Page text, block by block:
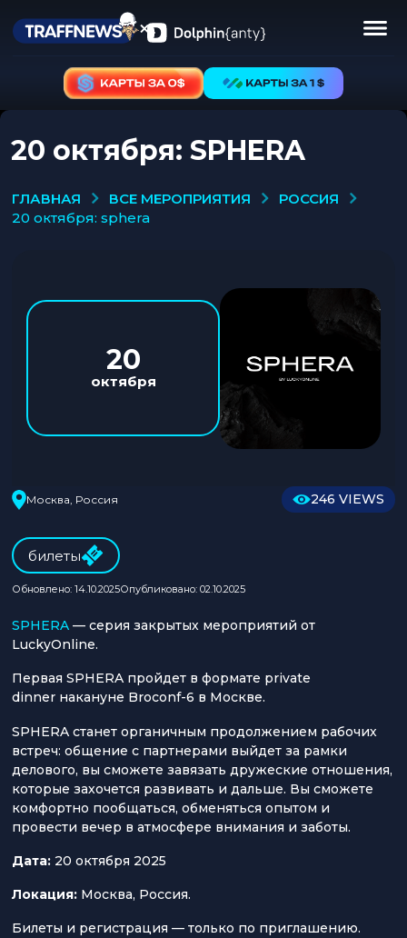
20 октября: SPHERA
ГЛАВНАЯ ВСЕ МЕРОПРИЯТИЯ
РОССИЯ
20 октября: sphera
20
октября
Москва, Россия 246 VIEWS
билеты
Обновлено: 14.10.2025Опубликовано: 02.10.2025
SPHERA — серия закрытых мероприятий от
LuckyOnline.
Первая SPHERA пройдет в формате private
dinner накануне Broconf-6 в Москве.
SPHERA станет органичным продолжением рабочих
встреч: общение с партнерами выйдет за рамки
делового, вы сможете завязать дружеские отношения,
которые захочется развивать и дальше. Вы сможете
комфортно пообщаться, обменяться опытом и
провести вечер в атмосфере внимания и заботы.
Дата: 20 октября 2025
Локация: Москва, Россия.
Билеты и регистрация — только по приглашению.